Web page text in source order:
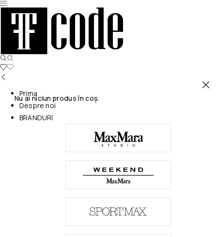
Nu ai niciun produs în coș.
Prima
Despre noi
BRANDURI